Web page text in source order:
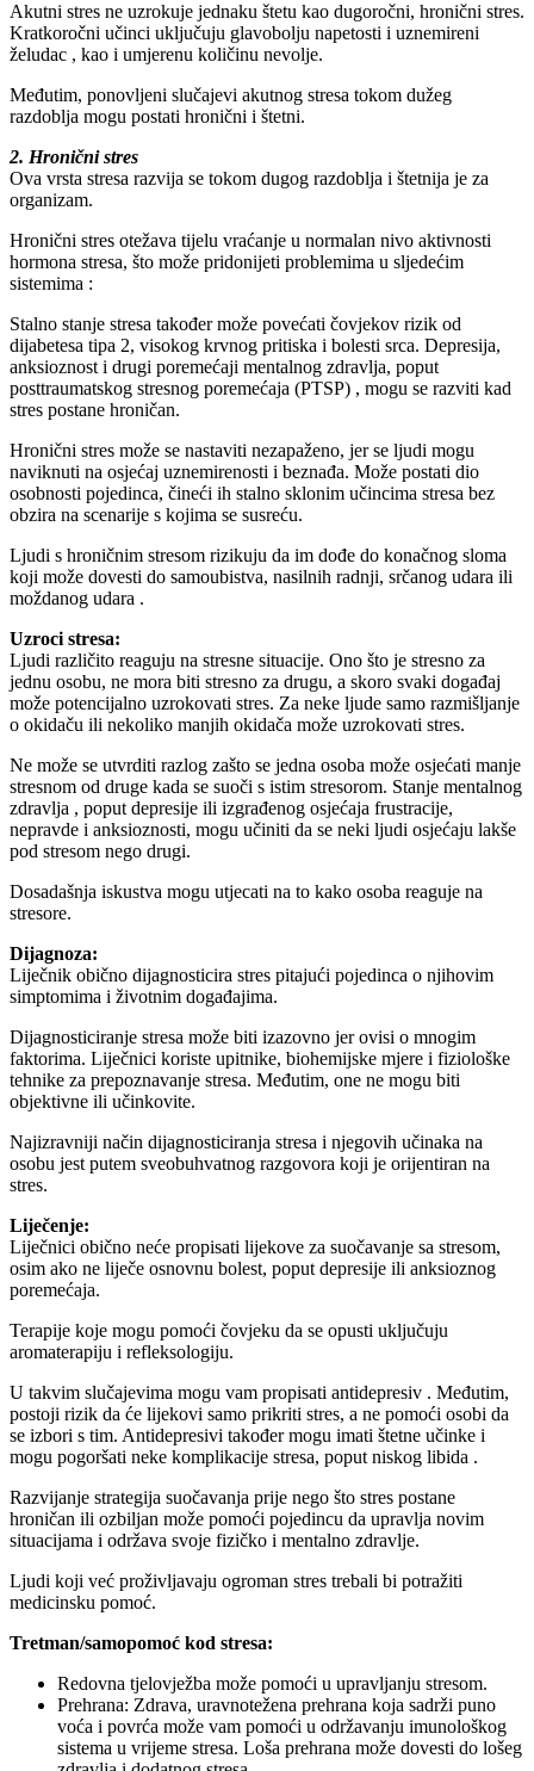
Akutni stres ne uzrokuje jednaku štetu kao dugoročni, hronični stres.
Kratkoročni učinci uključuju glavobolju napetosti i uznemireni
želudac , kao i umjerenu količinu nevolje.
Međutim, ponovljeni slučajevi akutnog stresa tokom dužeg
razdoblja mogu postati hronični i štetni.
2. Hronični stres
Ova vrsta stresa razvija se tokom dugog razdoblja i štetnija je za
organizam.
Hronični stres otežava tijelu vraćanje u normalan nivo aktivnosti
hormona stresa, što može pridonijeti problemima u sljedećim
sistemima :
Stalno stanje stresa također može povećati čovjekov rizik od
dijabetesa tipa 2, visokog krvnog pritiska i bolesti srca. Depresija,
anksioznost i drugi poremećaji mentalnog zdravlja, poput
posttraumatskog stresnog poremećaja (PTSP) , mogu se razviti kad
stres postane hroničan.
Hronični stres može se nastaviti nezapaženo, jer se ljudi mogu
naviknuti na osjećaj uznemirenosti i beznađa. Može postati dio
osobnosti pojedinca, čineći ih stalno sklonim učincima stresa bez
obzira na scenarije s kojima se susreću.
Ljudi s hroničnim stresom rizikuju da im dođe do konačnog sloma
koji može dovesti do samoubistva, nasilnih radnji, srčanog udara ili
moždanog udara .
Uzroci stresa:
Ljudi različito reaguju na stresne situacije. Ono što je stresno za
jednu osobu, ne mora biti stresno za drugu, a skoro svaki događaj
može potencijalno uzrokovati stres. Za neke ljude samo razmišljanje
o okidaču ili nekoliko manjih okidača može uzrokovati stres.
Ne može se utvrditi razlog zašto se jedna osoba može osjećati manje
stresnom od druge kada se suoči s istim stresorom. Stanje mentalnog
zdravlja , poput depresije ili izgrađenog osjećaja frustracije,
nepravde i anksioznosti, mogu učiniti da se neki ljudi osjećaju lakše
pod stresom nego drugi.
Dosadašnja iskustva mogu utjecati na to kako osoba reaguje na
stresore.
Dijagnoza:
Liječnik obično dijagnosticira stres pitajući pojedinca o njihovim
simptomima i životnim događajima.
Dijagnosticiranje stresa može biti izazovno jer ovisi o mnogim
faktorima. Liječnici koriste upitnike, biohemijske mjere i fiziološke
tehnike za prepoznavanje stresa. Međutim, one ne mogu biti
objektivne ili učinkovite.
Najizravniji način dijagnosticiranja stresa i njegovih učinaka na
osobu jest putem sveobuhvatnog razgovora koji je orijentiran na
stres.
Liječenje:
Liječnici obično neće propisati lijekove za suočavanje sa stresom,
osim ako ne liječe osnovnu bolest, poput depresije ili anksioznog
poremećaja.
Terapije koje mogu pomoći čovjeku da se opusti uključuju
aromaterapiju i refleksologiju.
U takvim slučajevima mogu vam propisati antidepresiv . Međutim,
postoji rizik da će lijekovi samo prikriti stres, a ne pomoći osobi da
se izbori s tim. Antidepresivi također mogu imati štetne učinke i
mogu pogoršati neke komplikacije stresa, poput niskog libida .
Razvijanje strategija suočavanja prije nego što stres postane
hroničan ili ozbiljan može pomoći pojedincu da upravlja novim
situacijama i održava svoje fizičko i mentalno zdravlje.
Ljudi koji već proživljavaju ogroman stres trebali bi potražiti
medicinsku pomoć.
Tretman/samopomoć kod stresa:
Redovna tjelovježba može pomoći u upravljanju stresom.
Prehrana: Zdrava, uravnotežena prehrana koja sadrži puno
voća i povrća može vam pomoći u održavanju imunološkog
sistema u vrijeme stresa. Loša prehrana može dovesti do lošeg